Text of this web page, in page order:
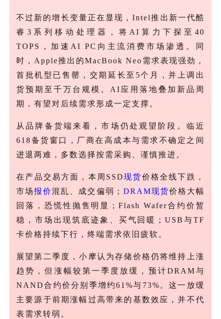
不过新的增长变量正在显现，Intel推出新一代酷
睿3系列移动处理器，将AI算力下探至40
TOPS，加速AI PC向主流消费市场渗透。同
时，Apple推出的MacBook Neo需求表现强劲，
首批机型已售罄，交期延长至5个月，并上调出
货预期至千万台规模。AI应用落地叠加新品周
期，有望对后续需求形成一定支撑。
从品牌备货端来看，市场仍处观望阶段。临近
618备货窗口，厂商在高成本与需求不确定之间
进退两难，多数选择按需采购、谨慎推进。
在产品交易方面，本周 SSD现货价格全线下跌，
市场报价混乱、成交偏弱； DRAM现货价格大幅
回落，恐慌性抛售明显；Flash Wafer合约价暂
稳，市场出现筑底迹象、买气回暖；USB与TF
卡价格持续下行，终端需求依旧疲软。
展望第二季度，小摩认为存储价格仍将维持上涨
趋势，但涨幅较第一季度放缓，预计DRAM与
NAND合约价分别季增约61%与73%。这一放缓
主要源于前期涨幅过高带来的基数效应，并不代
表需求转弱。